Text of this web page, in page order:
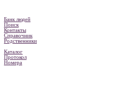
Банк людей
Поиск
Контакты
Справочник
Родственники
Каталог
Протокол
Номера